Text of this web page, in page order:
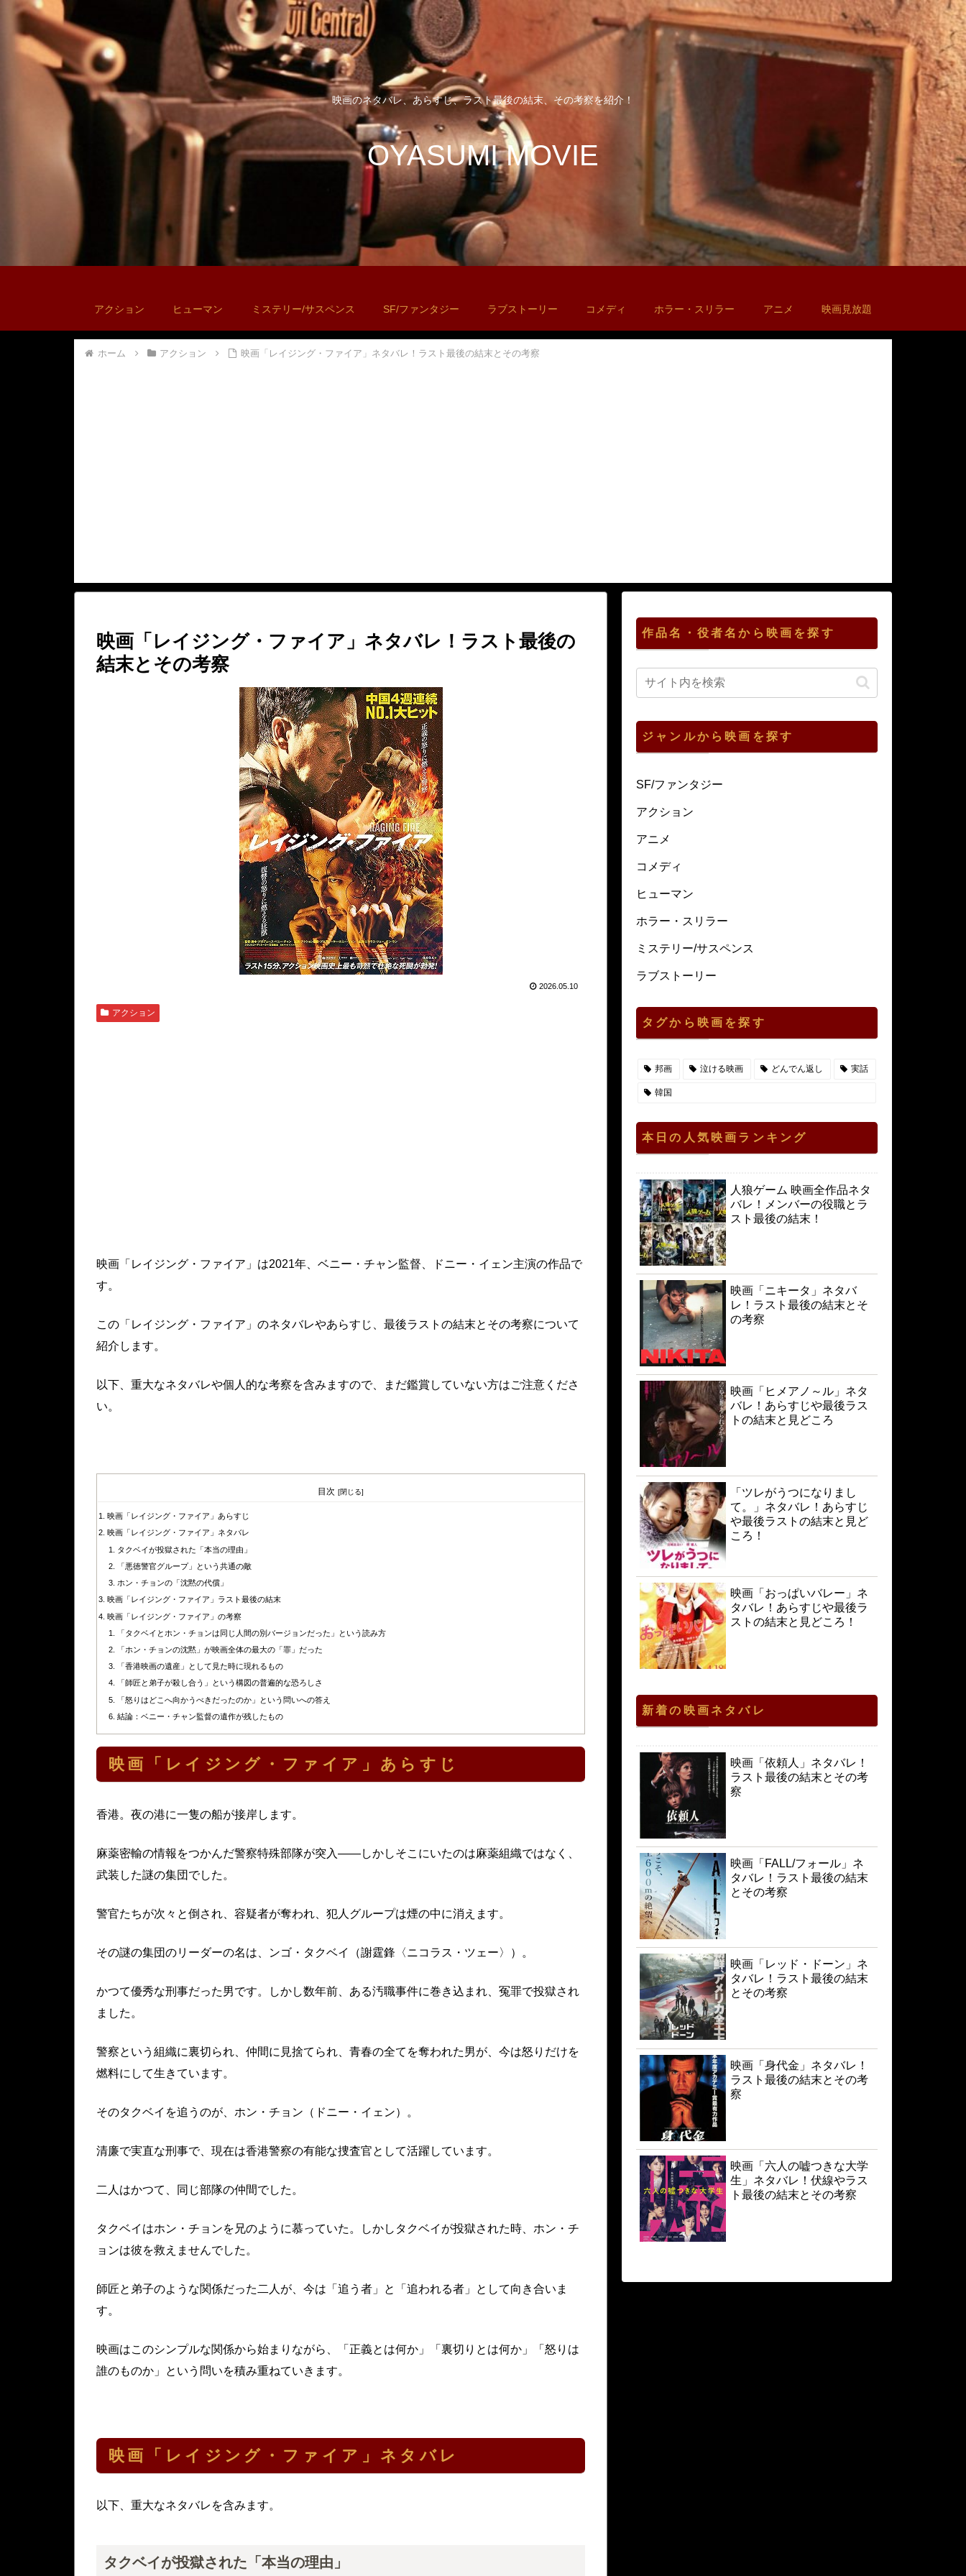
映画のネタバレ、あらすじ、ラスト最後の結末、その考察を紹介！
OYASUMI MOVIE
アクション ヒューマン ミステリー/サスペンス SF/ファンタジー ラブストーリー コメディ ホラー・スリラー アニメ 映画見放題
ホーム アクション 映画「レイジング・ファイア」ネタバレ！ラスト最後の結末とその考察
映画「レイジング・ファイア」ネタバレ！ラスト最後の
結末とその考察
2026.05.10
アクション
映画「レイジング・ファイア」は2021年、ベニー・チャン監督、ドニー・イェン主演の作品で
す。
この「レイジング・ファイア」のネタバレやあらすじ、最後ラストの結末とその考察について
紹介します。
以下、重大なネタバレや個人的な考察を含みますので、まだ鑑賞していない方はご注意くださ
い。
目次
映画「レイジング・ファイア」あらすじ
映画「レイジング・ファイア」ネタバレ
タクベイが投獄された「本当の理由」
「悪徳警官グループ」という共通の敵
ホン・チョンの「沈黙の代償」
映画「レイジング・ファイア」ラスト最後の結末
映画「レイジング・ファイア」の考察
「タクベイとホン・チョンは同じ人間の別バージョンだった」という読み方
「ホン・チョンの沈黙」が映画全体の最大の「罪」だった
「香港映画の遺産」として見た時に現れるもの
「師匠と弟子が殺し合う」という構図の普遍的な恐ろしさ
「怒りはどこへ向かうべきだったのか」という問いへの答え
結論：ベニー・チャン監督の遺作が残したもの
映画「レイジング・ファイア」あらすじ
香港。夜の港に一隻の船が接岸します。
麻薬密輸の情報をつかんだ警察特殊部隊が突入——しかしそこにいたのは麻薬組織ではなく、
武装した謎の集団でした。
警官たちが次々と倒され、容疑者が奪われ、犯人グループは煙の中に消えます。
その謎の集団のリーダーの名は、ンゴ・タクベイ（謝霆鋒〈ニコラス・ツェー〉）。
かつて優秀な刑事だった男です。しかし数年前、ある汚職事件に巻き込まれ、冤罪で投獄され
ました。
警察という組織に裏切られ、仲間に見捨てられ、青春の全てを奪われた男が、今は怒りだけを
燃料にして生きています。
そのタクベイを追うのが、ホン・チョン（ドニー・イェン）。
清廉で実直な刑事で、現在は香港警察の有能な捜査官として活躍しています。
二人はかつて、同じ部隊の仲間でした。
タクベイはホン・チョンを兄のように慕っていた。しかしタクベイが投獄された時、ホン・チ
ョンは彼を救えませんでした。
師匠と弟子のような関係だった二人が、今は「追う者」と「追われる者」として向き合いま
す。
映画はこのシンプルな関係から始まりながら、「正義とは何か」「裏切りとは何か」「怒りは
誰のものか」という問いを積み重ねていきます。
映画「レイジング・ファイア」ネタバレ
以下、重大なネタバレを含みます。
タクベイが投獄された「本当の理由」
作品名・役者名から映画を探す
ジャンルから映画を探す
SF/ファンタジー
アクション
アニメ
コメディ
ヒューマン
ホラー・スリラー
ミステリー/サスペンス
ラブストーリー
タグから映画を探す
邦画 泣ける映画 どんでん返し 実話
韓国
本日の人気映画ランキング
人狼ゲーム 映画全作品ネタ
バレ！メンバーの役職とラ
スト最後の結末！
映画「ニキータ」ネタバ
レ！ラスト最後の結末とそ
の考察
映画「ヒメアノ～ル」ネタ
バレ！あらすじや最後ラス
トの結末と見どころ
「ツレがうつになりまし
て。」ネタバレ！あらすじ
や最後ラストの結末と見ど
ころ！
映画「おっぱいバレー」ネ
タバレ！あらすじや最後ラ
ストの結末と見どころ！
新着の映画ネタバレ
映画「依頼人」ネタバレ！
ラスト最後の結末とその考
察
映画「FALL/フォール」ネ
タバレ！ラスト最後の結末
とその考察
映画「レッド・ドーン」ネ
タバレ！ラスト最後の結末
とその考察
映画「身代金」ネタバレ！
ラスト最後の結末とその考
察
映画「六人の嘘つきな大学
生」ネタバレ！伏線やラス
ト最後の結末とその考察